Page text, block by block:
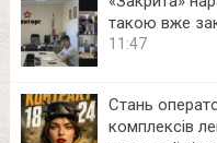
такою вже
11:47
Стань
комплексів